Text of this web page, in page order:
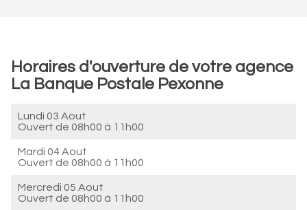
Horaires d'ouverture de votre agence
La Banque Postale Pexonne
Lundi 03 Aout
Ouvert de 08h00 à 11h00
Mardi 04 Aout
Ouvert de 08h00 à 11h00
Mercredi 05 Aout
Ouvert de 08h00 à 11h00